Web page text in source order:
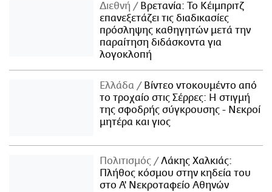
Διεθνή
Βρετανία: Το Κέιμπριτζ
επανεξετάζει τις διαδικασίες
πρόσληψης καθηγητών μετά την
παραίτηση διδάσκοντα για
λογοκλοπή
Ελλάδα
Βίντεο ντοκουμέντο από
το τροχαίο στις Σέρρες: Η στιγμή
της σφοδρής σύγκρουσης - Νεκροί
μητέρα και γιος
Πολιτισμός
Λάκης Χαλκιάς:
Πλήθος κόσμου στην κηδεία του
στο Α' Νεκροταφείο Αθηνών